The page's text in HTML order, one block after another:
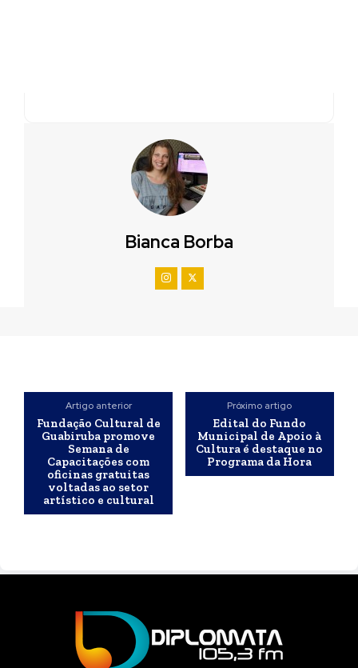
Bianca Borba
Artigo anterior
Fundação Cultural de
Guabiruba promove
Semana de
Capacitações com
oficinas gratuitas
voltadas ao setor
artístico e cultural
Próximo artigo
Edital do Fundo
Municipal de Apoio à
Cultura é destaque no
Programa da Hora